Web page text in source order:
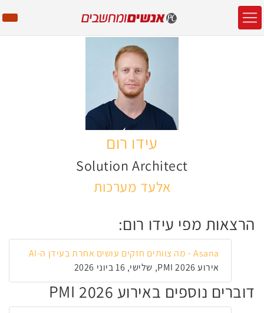
עידו רום
Solution Architect
אלעד מערכות
הרצאות מפי עידו רום:
Asana - מה צוותים חזקים עושים אחרת בעידן ה-AI
אירוע PMI 2026, שלישי, 16 ביוני 2026
דוברים נוספים באירוע PMI 2026